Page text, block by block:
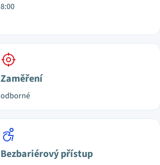
8:00
Zaměření
odborné
Bezbariérový přístup